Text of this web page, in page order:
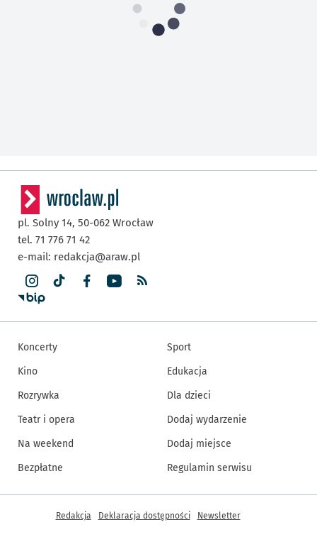
pl. Solny 14, 50-062 Wrocław
tel. 71 776 71 42
e-mail: redakcja@araw.pl
Koncerty
Kino
Rozrywka
Teatr i opera
Na weekend
Bezpłatne
Sport
Edukacja
Dla dzieci
Dodaj wydarzenie
Dodaj miejsce
Regulamin serwisu
Inne informacje
Redakcja Deklaracja dostępności Newsletter